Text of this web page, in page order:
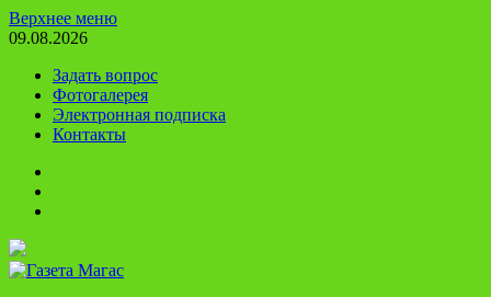
Перейти
к
Верхнее меню
09.08.2026
Задать вопрос
Фотогалерея
Электронная подписка
Контакты